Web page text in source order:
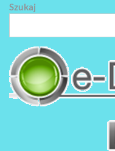
Szukaj